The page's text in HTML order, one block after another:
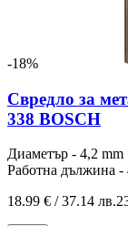
-18%
Свредло за
338 BOSCH
Диаметър - 4,2 mm
Работна дължина -
18.99 € / 37.14 лв.